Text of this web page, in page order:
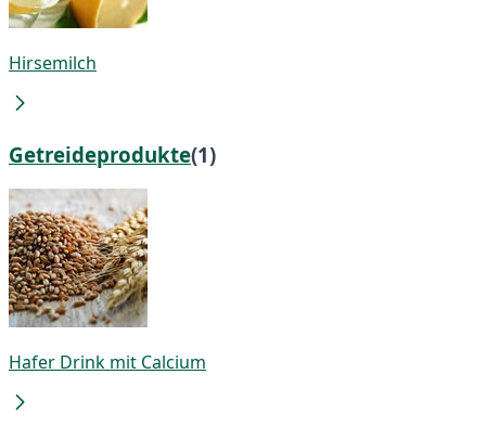
Hirsemilch
Getreideprodukte(1)
Hafer Drink mit Calcium